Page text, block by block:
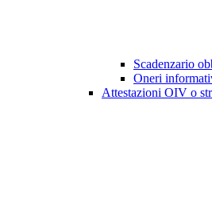
Scadenzario
Oneri
Attestazioni OIV o